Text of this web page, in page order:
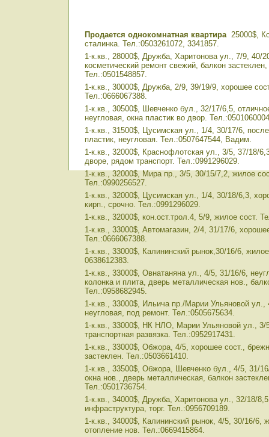
Продается однокомнатная квартира 25000$,
сталинка. Тел.:0503261072, 3341857.
1-к.кв., 28000$, Дружба, Харитонова ул., 7/9, 40/
косметический ремонт свежий, балкон
Тел.:0501548857.
1-к.кв., 30000$, Дружба, 2/9, 39/19/9, хорошее
Тел.:0666067388.
1-к.кв., 30500$, Шевченко бул., 32/17/6,5,
неугловая, окна пластик во двор.
1-к.кв., 31500$, Цусимская ул., 1/4, 30/17/6,
пластик, неугловая. Тел.:0507647544, Вадим.
1-к.кв., 32000$, Краснофлотская ул., 3/5, 37/18/
дворе, рядом транспорт. Тел.:0991296029.
1-к.кв., 32000$, Мира пр., 3/5, 30/15/7,2, жилое
Тел.:0990256527.
1-к.кв., 32000$, Цусимская ул., 1/4, 30/18/6,3,
кирп., срочно. Тел.:0991296029.
1-к.кв., 32000$, кон.ост.трол.4, 5/9, жилое сост.
1-к.кв., 33000$, Автомагазин, 2/4, 31/17/6,
Тел.:0666067388.
1-к.кв., 33000$, Калининский рынок,30/16/6,
0638612383.
1-к.кв., 33000$, Овнатаняна ул., 4/5, 31/16/6,
колонка и плита, дверь металлическая нов.,
Тел.:0958682945.
1-к.кв., 33000$, Ильича пр./Марии Ульяновой
неугловая, под ремонт. Тел.:0505675634.
1-к.кв., 33000$, НК НЛО, Марии Ульяновой ул., 3/
транспортная развязка. Тел.:0952917431.
1-к.кв., 33000$, Обжора, 4/5, хорошее сост.,
застеклен. Тел.:0503661410.
1-к.кв., 33500$, Обжора, Шевченко бул., 4/5, 31/
окна нов., дверь металлическая, балкон
Тел.:0501736754.
1-к.кв., 34000$, Дружба, Харитонова ул., 32/18/
инфраструктура, торг. Тел.:0956709189.
1-к.кв., 34000$, Калининский рынок, 4/5, 30/16/6,
отопление нов. Тел.:0669415864.